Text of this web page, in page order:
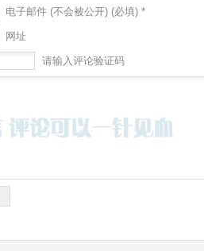
电子邮件 (不会被公开) (必填) *
网址
请输入评论验证码